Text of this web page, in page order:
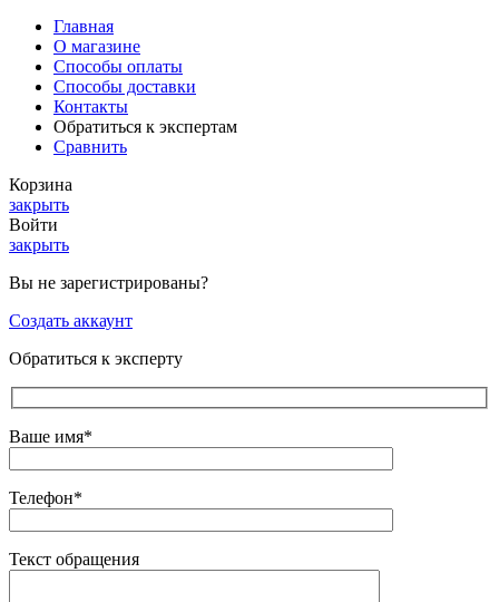
Главная
О магазине
Способы оплаты
Способы доставки
Контакты
Обратиться к экспертам
Сравнить
Корзина
закрыть
Войти
закрыть
Вы не зарегистрированы?
Создать аккаунт
Обратиться к эксперту
Ваше имя*
Телефон*
Текст обращения